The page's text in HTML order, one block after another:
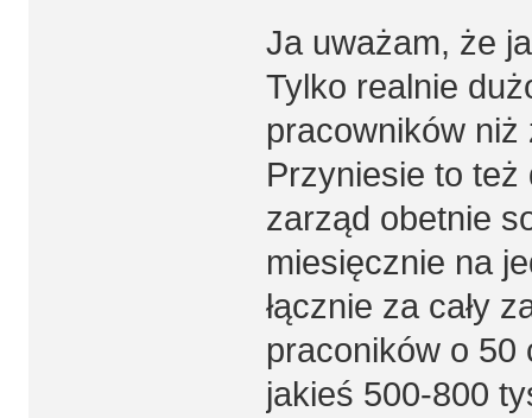
Ja uważam, że
Tylko realnie
pracowników
Przyniesie to
zarząd obetnie
miesięcznie na
łącznie za cały
praconików o 50
jakieś 500-800